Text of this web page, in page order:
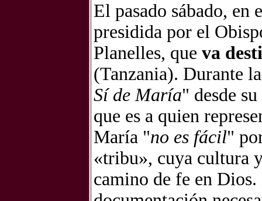
El pasado sábado, en
presidida por el
Planelles, que va
(Tanzania). Durante
Sí de María" desde
que es a quien
María "no es fácil"
«tribu», cuya cultura
camino de fe en